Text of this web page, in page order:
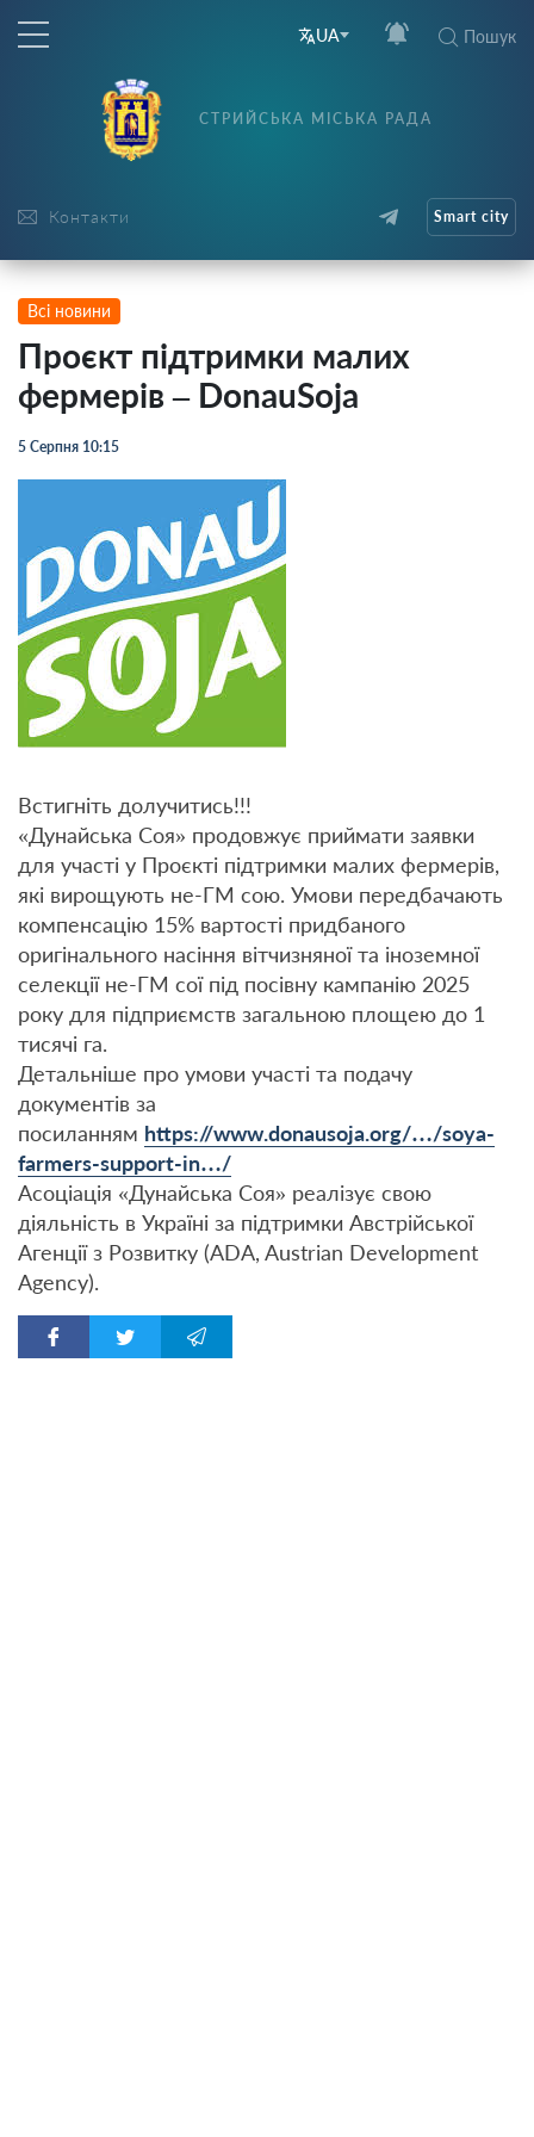
UA Пошук
Контакти
СТРИЙСЬКА МІСЬКА РАДА
Smart city
Всі новини
Проєкт підтримки малих
фермерів – DonauSoja
5 Серпня 10:15
Встигніть долучитись!!!
«Дунайська Соя» продовжує приймати заявки
для участі у Проєкті підтримки малих фермерів,
які вирощують не-ГМ сою. Умови передбачають
компенсацію 15% вартості придбаного
оригінального насіння вітчизняної та іноземної
селекції не-ГМ сої під посівну кампанію 2025
року для підприємств загальною площею до 1
тисячі га.
Детальніше про умови участі та подачу
документів за
посиланням https://www.donausoja.org/…/soya-
farmers-support-in…/
Асоціація «Дунайська Соя» реалізує свою
діяльність в Україні за підтримки Австрійської
Агенції з Розвитку (ADA, Austrian Development
Agency).